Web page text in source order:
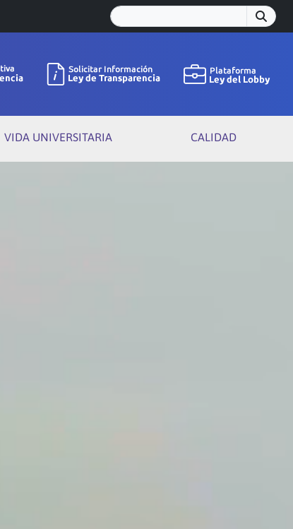
VIDA UNIVERSITARIA CALIDAD